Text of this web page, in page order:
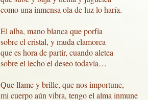
como una inmensa ola de luz lo haría.
El alba, mano blanca que porfía
sobre el cristal, y muda clamorea
que es hora de partir, cuando aletea
sobre el lecho el deseo todavía…
Que llame y brille, que nos importune,
mi cuerpo aún vibra, tengo el alma inmune